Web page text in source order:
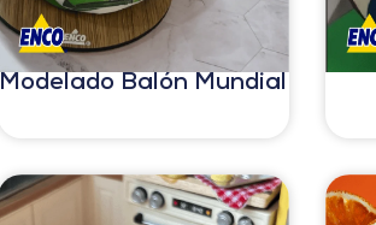
Modelado Balón Mundial